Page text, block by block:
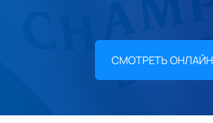
СМОТРЕТЬ ОНЛАЙН